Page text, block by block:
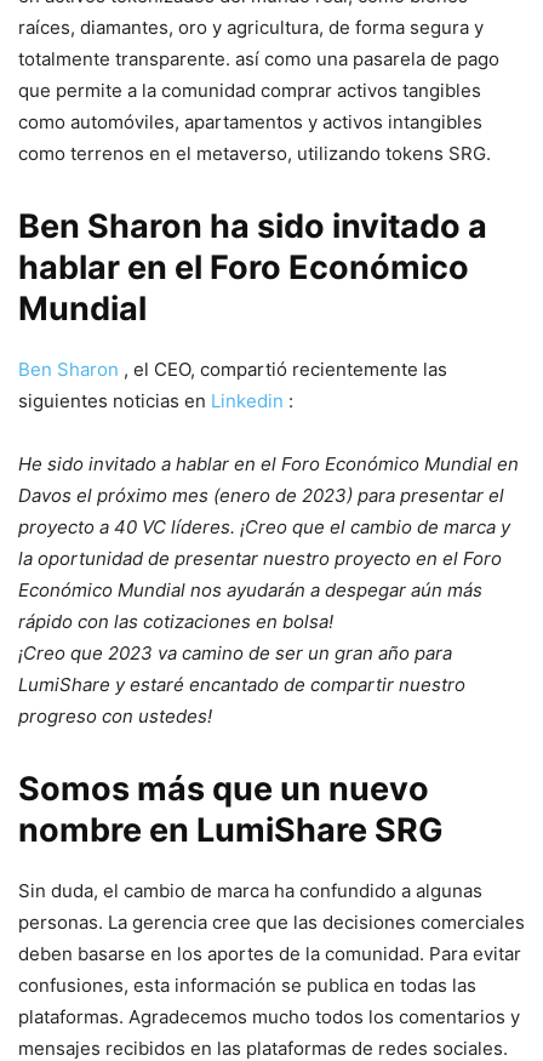
raíces, diamantes, oro y agricultura, de forma segura y
totalmente transparente. así como una pasarela de pago
que permite a la comunidad comprar activos tangibles
como automóviles, apartamentos y activos intangibles
como terrenos en el metaverso, utilizando tokens SRG.
Ben Sharon ha sido invitado a
hablar en el Foro Económico
Mundial
Ben Sharon , el CEO, compartió recientemente las
siguientes noticias en Linkedin :
He sido invitado a hablar en el Foro Económico Mundial en
Davos el próximo mes (enero de 2023) para presentar el
proyecto a 40 VC líderes. ¡Creo que el cambio de marca y
la oportunidad de presentar nuestro proyecto en el Foro
Económico Mundial nos ayudarán a despegar aún más
rápido con las cotizaciones en bolsa!
¡Creo que 2023 va camino de ser un gran año para
LumiShare y estaré encantado de compartir nuestro
progreso con ustedes!
Somos más que un nuevo
nombre en LumiShare SRG
Sin duda, el cambio de marca ha confundido a algunas
personas. La gerencia cree que las decisiones comerciales
deben basarse en los aportes de la comunidad. Para evitar
confusiones, esta información se publica en todas las
plataformas. Agradecemos mucho todos los comentarios y
mensajes recibidos en las plataformas de redes sociales.